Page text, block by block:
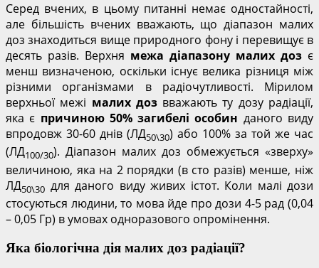
Серед вчених, в цьому питанні немає одностайності,
але більшість вчених вважають, що діапазон малих
доз знаходиться вище природного фону і перевищує в
десять разів. Верхня межа діапазону малих доз є
менш визначеною, оскільки існує велика різниця між
різними організмами в радіочутливості. Мірилом
верхньої межі малих дозвважають ту дозу радіації,
яка є причиною 50% загибелі особин даного виду
впродовж 30-60 днів (ЛД50\30) або 100% за той же час
(ЛД100/30). Діапазон малих доз обмежується «зверху»
величиною, яка на 2 порядки (в сто разів) менше, ніж
ЛД50\30 для даного виду живих істот. Коли малі дози
стосуються людини, то мова йде про дози 4-5 рад (0,04
– 0,05 Гр) в умовах одноразового опромінення.
Яка біологічна дія малих доз радіації?